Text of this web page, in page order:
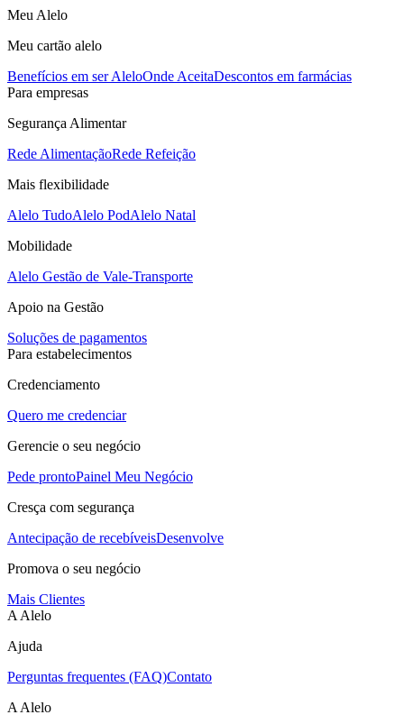
Meu Alelo
Meu cartão alelo
Benefícios em ser AleloOnde AceitaDescontos em farmácias
Para empresas
Segurança Alimentar
Rede AlimentaçãoRede Refeição
Mais flexibilidade
Alelo TudoAlelo PodAlelo Natal
Mobilidade
Alelo Gestão de Vale-Transporte
Apoio na Gestão
Soluções de pagamentos
Para estabelecimentos
Credenciamento
Quero me credenciar
Gerencie o seu negócio
Pede prontoPainel Meu Negócio
Cresça com segurança
Antecipação de recebíveisDesenvolve
Promova o seu negócio
Mais Clientes
A Alelo
Ajuda
Perguntas frequentes (FAQ)Contato
A Alelo